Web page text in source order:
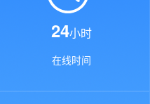
24小时
在线时间